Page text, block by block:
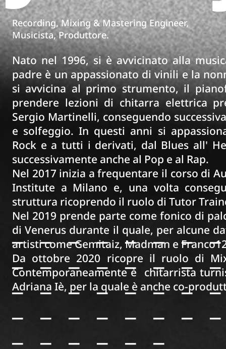
______
Recording, Mixing & Mastering Engineer,
Musicista, Produttore.
Nato nel 1996, si è avvicinato alla
padre è un appassionato di vinili e la
si avvicina al primo strumento, il
prendere lezioni di chitarra elettrica
Sergio Martinelli, conseguendo
e solfeggio. In questi anni si
Rock e a tutti i derivati, dal Blues all'
successivamente anche al Pop e al Rap.
Nel 2017 inizia a frequentare il corso di
Institute a Milano e, una volta
struttura ricoprendo il ruolo di Tutor
Nel 2019 prende parte come fonico di
di Venerus durante il quale, per alcune
artisti come Gemitaiz, Madman e
Da ottobre 2020 ricopre il ruolo di
Contemporaneamente è chitarrista
Adriana Iè, per la quale è anche co-